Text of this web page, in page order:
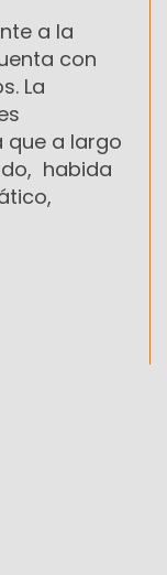
a la
con
La
a largo
habida